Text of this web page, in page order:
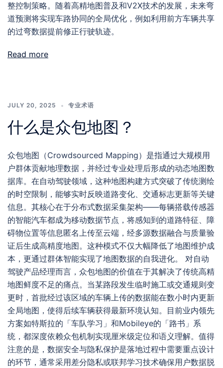
整控制策略。随着高精地图普及和V2X技术的发展，未来弯
道预测将实现车路协同的全局优化，例如利用前方车辆共享
的过弯数据提前修正行驶轨迹。
Read more
JULY 20, 2025 专业术语
什么是众包地图？
众包地图（Crowdsourced Mapping）是指通过大规模用
户群体贡献地理数据，并经过专业处理后形成的动态地图数
据库。在自动驾驶领域，这种地图构建方式突破了传统测绘
的时空限制，能够实时反映道路变化、交通标志更新等关键
信息。其核心在于分布式数据采集架构——每辆搭载传感器
的智能汽车都成为移动数据节点，将感知到的道路特征、障
碍物位置等信息匿名上传至云端，经多源数据融合与质量验
证后生成高精度地图。这种模式不仅大幅降低了地图维护成
本，更通过群体智能实现了地图数据的自我进化。 对自动
驾驶产品经理而言，众包地图的价值在于其解决了传统高精
地图鲜度不足的痛点。当某路段发生临时施工或交通规则变
更时，首批经过该区域的车辆上传的数据能在数小时内更新
全局地图，使得后续车辆获得最新环境认知。目前业内领先
方案如特斯拉的「车队学习」和Mobileye的「路书」系
统，都深度依赖众包机制实现厘米级定位和语义理解。值得
注意的是，数据安全与隐私保护是落地过程中需要重点设计
的环节，通常采用差分隐私或联邦学习技术确保用户数据脱